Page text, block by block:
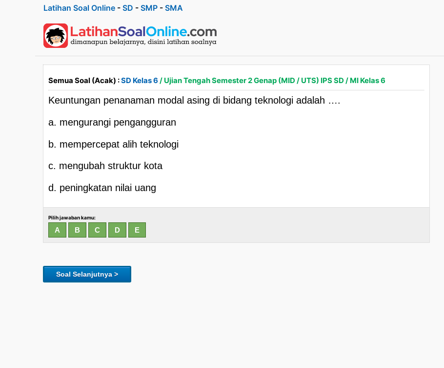
Latihan Soal Online - SD - SMP - SMA
Semua Soal (Acak) :SD Kelas 6 / Ujian Tengah Semester 2 Genap (MID / UTS) IPS SD / MI Kelas 6
Keuntungan penanaman modal asing di bidang teknologi adalah ….
a. mengurangi pengangguran
b. mempercepat alih teknologi
c. mengubah struktur kota
d. peningkatan nilai uang
Pilih jawaban kamu:
Soal Selanjutnya >